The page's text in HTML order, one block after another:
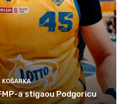
KOŠARKA
a stigaou Podgoricu